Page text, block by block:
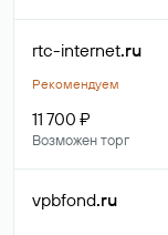
rtc-internet.ru
Рекомендуем
11 700 ₽
Возможен торг
vpbfond.ru